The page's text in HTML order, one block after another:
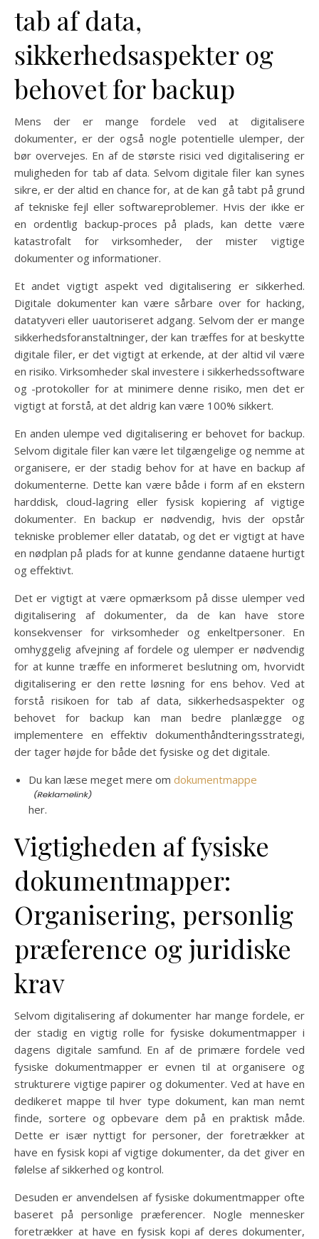
tab af data,
sikkerhedsaspekter og
behovet for backup
Mens der er mange fordele ved at digitalisere
dokumenter, er der også nogle potentielle ulemper, der
bør overvejes. En af de største risici ved digitalisering er
muligheden for tab af data. Selvom digitale filer kan synes
sikre, er der altid en chance for, at de kan gå tabt på grund
af tekniske fejl eller softwareproblemer. Hvis der ikke er
en ordentlig backup-proces på plads, kan dette være
katastrofalt for virksomheder, der mister vigtige
dokumenter og informationer.
Et andet vigtigt aspekt ved digitalisering er sikkerhed.
Digitale dokumenter kan være sårbare over for hacking,
datatyveri eller uautoriseret adgang. Selvom der er mange
sikkerhedsforanstaltninger, der kan træffes for at beskytte
digitale filer, er det vigtigt at erkende, at der altid vil være
en risiko. Virksomheder skal investere i sikkerhedssoftware
og -protokoller for at minimere denne risiko, men det er
vigtigt at forstå, at det aldrig kan være 100% sikkert.
En anden ulempe ved digitalisering er behovet for backup.
Selvom digitale filer kan være let tilgængelige og nemme at
organisere, er der stadig behov for at have en backup af
dokumenterne. Dette kan være både i form af en ekstern
harddisk, cloud-lagring eller fysisk kopiering af vigtige
dokumenter. En backup er nødvendig, hvis der opstår
tekniske problemer eller datatab, og det er vigtigt at have
en nødplan på plads for at kunne gendanne dataene hurtigt
og effektivt.
Det er vigtigt at være opmærksom på disse ulemper ved
digitalisering af dokumenter, da de kan have store
konsekvenser for virksomheder og enkeltpersoner. En
omhyggelig afvejning af fordele og ulemper er nødvendig
for at kunne træffe en informeret beslutning om, hvorvidt
digitalisering er den rette løsning for ens behov. Ved at
forstå risikoen for tab af data, sikkerhedsaspekter og
behovet for backup kan man bedre planlægge og
implementere en effektiv dokumenthåndteringsstrategi,
der tager højde for både det fysiske og det digitale.
Du kan læse meget mere om dokumentmappe
her.
Vigtigheden af fysiske
dokumentmapper:
Organisering, personlig
præference og juridiske
krav
Selvom digitalisering af dokumenter har mange fordele, er
der stadig en vigtig rolle for fysiske dokumentmapper i
dagens digitale samfund. En af de primære fordele ved
fysiske dokumentmapper er evnen til at organisere og
strukturere vigtige papirer og dokumenter. Ved at have en
dedikeret mappe til hver type dokument, kan man nemt
finde, sortere og opbevare dem på en praktisk måde.
Dette er især nyttigt for personer, der foretrækker at
have en fysisk kopi af vigtige dokumenter, da det giver en
følelse af sikkerhed og kontrol.
Desuden er anvendelsen af fysiske dokumentmapper ofte
baseret på personlige præferencer. Nogle mennesker
foretrækker at have en fysisk kopi af deres dokumenter,